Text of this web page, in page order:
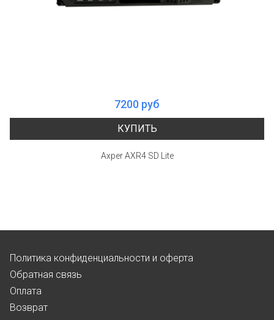
7200 руб
КУПИТЬ
Axper AXR4 SD Lite
Политика конфиденциальности и оферта
Обратная связь
Оплата
Возврат